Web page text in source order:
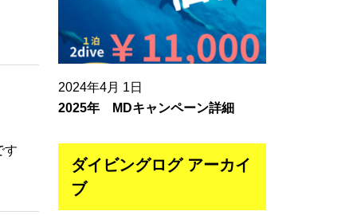
す
2024年4月 1日
2025年 MDキャンペーン詳細
ダイビングログ アーカイ
ブ